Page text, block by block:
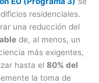
residenciales.
una reducción del
de, al menos, un
más exigentes,
hasta el 80% del
la toma de